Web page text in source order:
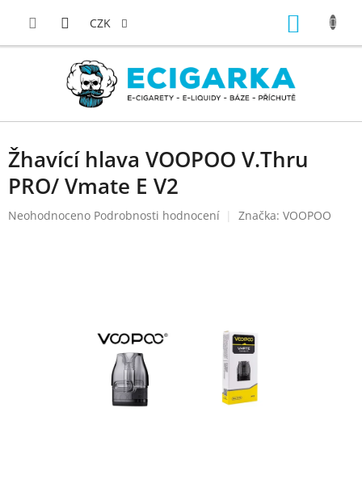
CZK
Žhavící hlava VOOPOO V.Thru
PRO/ Vmate E V2
Průměrné
Neohodnoceno Podrobnosti hodnocení Značka: VOOPOO